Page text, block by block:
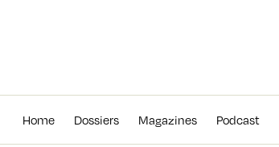
Home Dossiers Magazines Podcast